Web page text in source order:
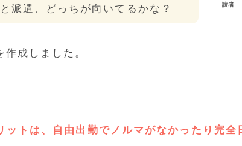
派遣、どっちが向いてるかな？ 読者
成しました。
トは、自由出勤でノルマがなかったり完全